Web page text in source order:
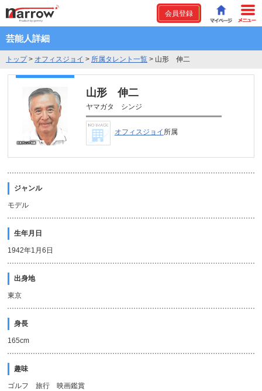
会員登録
芸能人詳細
トップ> オフィスジョイ > 所属タレント一覧 > 山形 伸二
山形 伸二
ヤマガタ シンジ
オフィスジョイ 所属
ジャンル
モデル
生年月日
1942年1月6日
出身地
東京
身長
165cm
趣味
ゴルフ 旅行 映画鑑賞